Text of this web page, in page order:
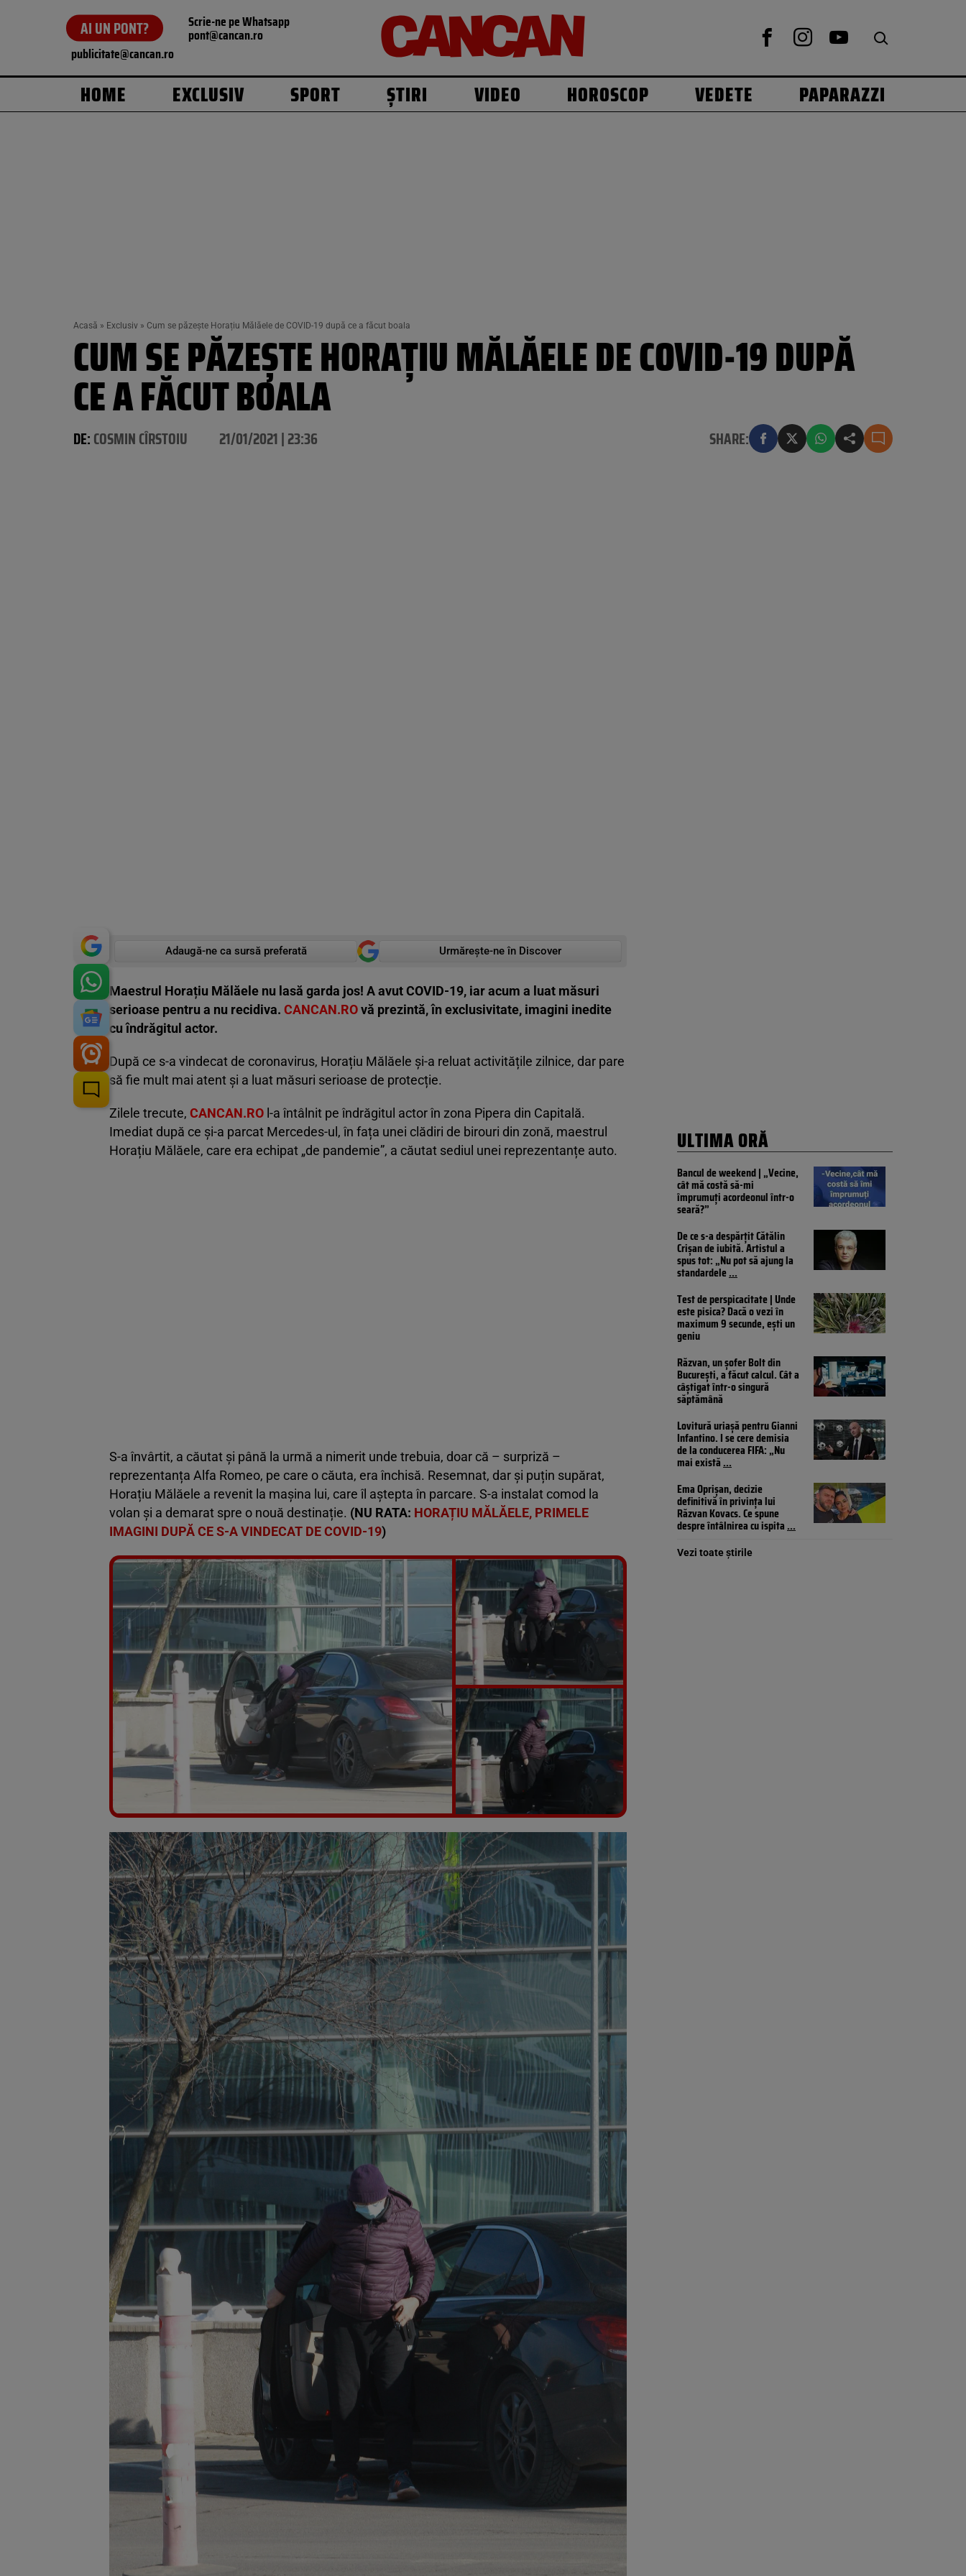
AI UN PONT? Scrie-ne pe Whatsapp
pont@cancan.ro
publicitate@cancan.ro
HOME EXCLUSIV SPORT ȘTIRI VIDEO HOROSCOP VEDETE PAPARAZZI
Acasă » Exclusiv » Cum se păzește Horațiu Mălăele de COVID-19 după ce a făcut boala
CUM SE PĂZEȘTE HORAȚIU MĂLĂELE DE COVID-19 DUPĂ
CE A FĂCUT BOALA
DE:COSMIN CÎRSTOIU 21/01/2021 | 23:36 SHARE:
Adaugă-ne ca sursă preferată Urmărește-ne în Discover
Maestrul Horațiu Mălăele nu lasă garda jos! A avut COVID-19, iar acum a luat măsuri
serioase pentru a nu recidiva. CANCAN.ROvă prezintă, în exclusivitate, imagini inedite
cu îndrăgitul actor.
După ce s-a vindecat de coronavirus, Horațiu Mălăele și-a reluat activitățile zilnice, dar pare
să fie mult mai atent și a luat măsuri serioase de protecție.
Zilele trecute, CANCAN.RO l-a întâlnit pe îndrăgitul actor în zona Pipera din Capitală.
Imediat după ce și-a parcat Mercedes-ul, în fața unei clădiri de birouri din zonă, maestrul
Horațiu Mălăele, care era echipat „de pandemie”, a căutat sediul unei reprezentanțe auto.
S-a învârtit, a căutat și până la urmă a nimerit unde trebuia, doar că – surpriză –
reprezentanța Alfa Romeo, pe care o căuta, era închisă. Resemnat, dar și puțin supărat,
Horațiu Mălăele a revenit la mașina lui, care îl aștepta în parcare. S-a instalat comod la
volan și a demarat spre o nouă destinație. (NU RATA: HORAȚIU MĂLĂELE, PRIMELE
IMAGINI DUPĂ CE S-A VINDECAT DE COVID-19)
Vezi galeria foto
9 poze
ULTIMA ORĂ
Bancul de weekend | „Vecine,
cât mă costă să-mi
împrumuți acordeonul într-o
seară?”
De ce s-a despărțit Cătălin
Crișan de iubită. Artistul a
spus tot: „Nu pot să ajung la
standardele...
Test de perspicacitate | Unde
este pisica? Dacă o vezi în
maximum 9 secunde, ești un
geniu
Răzvan, un șofer Bolt din
București, a făcut calcul. Cât a
câștigat într-o singură
săptămână
Lovitură uriașă pentru Gianni
Infantino. I se cere demisia
de la conducerea FIFA: „Nu
mai există...
Ema Oprișan, decizie
definitivă în privința lui
Răzvan Kovacs. Ce spune
despre întâlnirea cu ispita...
Vezi toate știrile